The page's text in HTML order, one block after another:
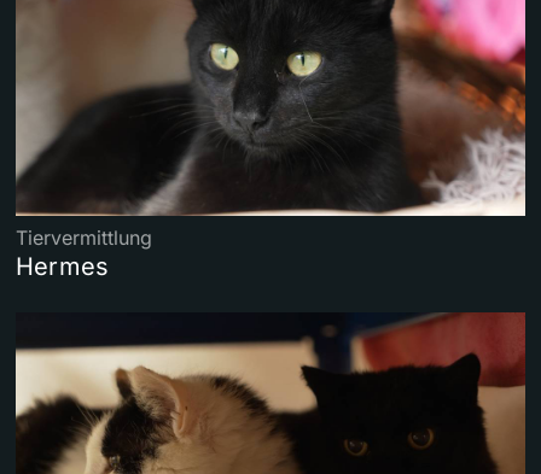
Tiervermittlung
Hermes